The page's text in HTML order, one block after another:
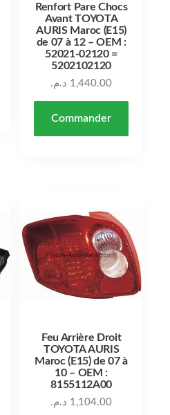
Renfort Pare Chocs
Avant TOYOTA
AURIS Maroc (E15)
de 07 à 12 – OEM :
52021-02120 =
5202102120
1,440.00 د.م.
Commander
Feu Arrière Droit
TOYOTA AURIS
Maroc (E15) de 07 à
10 – OEM :
8155112A00
1,104.00 د.م.